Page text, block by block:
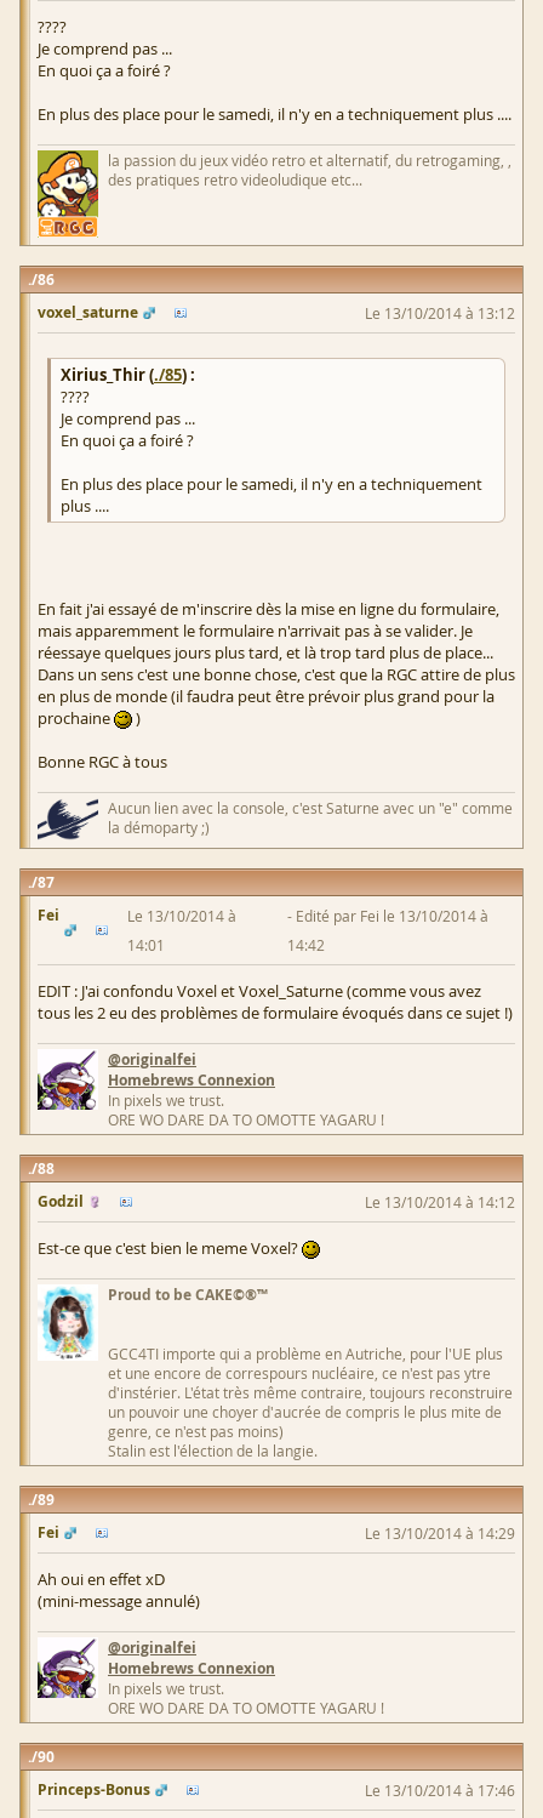
????
Je comprend pas ...
En quoi ça a foiré ?
En plus des place pour le samedi, il n'y en a techniquement plus ....
la passion du jeux vidéo retro et alternatif, du retrogaming, ,
des pratiques retro videoludique etc...
86
voxel_saturne
Le 13/10/2014 à 13:12
Xirius_Thir (./85) :
????
Je comprend pas ...
En quoi ça a foiré ?
En plus des place pour le samedi, il n'y en a techniquement
plus ....
En fait j'ai essayé de m'inscrire dès la mise en ligne du formulaire,
mais apparemment le formulaire n'arrivait pas à se valider. Je
réessaye quelques jours plus tard, et là trop tard plus de place...
Dans un sens c'est une bonne chose, c'est que la RGC attire de plus
en plus de monde (il faudra peut être prévoir plus grand pour la
prochaine
)
Bonne RGC à tous
Aucun lien avec la console, c'est Saturne avec un "e" comme
la démoparty ;)
87
Fei
Le 13/10/2014 à
14:01
Edité par Fei le 13/10/2014 à
14:42
EDIT : J'ai confondu Voxel et Voxel_Saturne (comme vous avez
tous les 2 eu des problèmes de formulaire évoqués dans ce sujet !)
@originalfei
Homebrews Connexion
In pixels we trust.
ORE WO DARE DA TO OMOTTE YAGARU !
88
Godzil
Le 13/10/2014 à 14:12
Est-ce que c'est bien le meme Voxel?
Proud to be CAKE©®™
GCC4TI importe qui a problème en Autriche, pour l'UE plus
et une encore de correspours nucléaire, ce n'est pas ytre
d'instérier. L'état très même contraire, toujours reconstruire
un pouvoir une choyer d'aucrée de compris le plus mite de
genre, ce n'est pas moins)
Stalin est l'élection de la langie.
89
Fei
Le 13/10/2014 à 14:29
Ah oui en effet xD
(mini-message annulé)
@originalfei
Homebrews Connexion
In pixels we trust.
ORE WO DARE DA TO OMOTTE YAGARU !
90
Princeps-Bonus
Le 13/10/2014 à 17:46